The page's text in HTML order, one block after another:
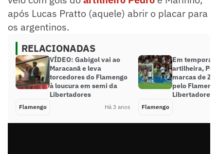
após Lucas Pratto (aquele) abrir o placar para
os argentinos.
RELACIONADAS
VÍDEO: Gabigol vai ao
Maracanã e leva
torcedores do Flamengo
à loucura em semi da
Libertadores
Flamengo Há 3 anos
Em
artilheira,
marcas de
pelo
Libertadores
Flamengo